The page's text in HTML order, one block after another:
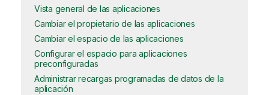
Vista general de las aplicaciones
Cambiar el propietario de las aplicaciones
Cambiar el espacio de las aplicaciones
Configurar el espacio para aplicaciones
preconfiguradas
Administrar recargas programadas de datos de la
aplicación